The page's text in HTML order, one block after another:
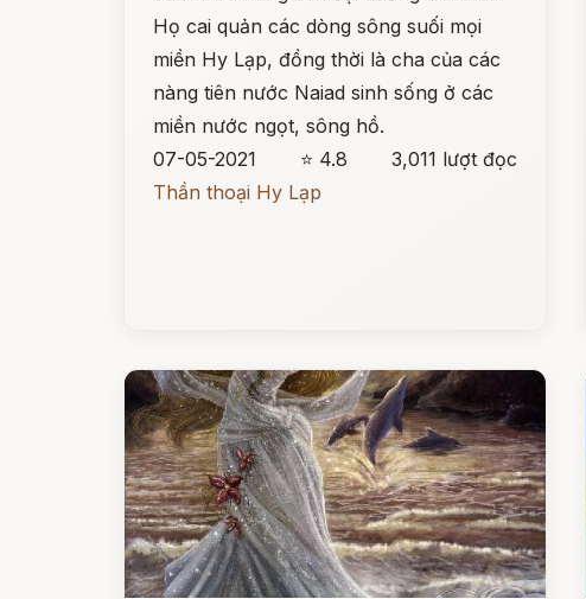
Họ cai quản các dòng sông suối mọi
miền Hy Lạp, đồng thời là cha của các
nàng tiên nước Naiad sinh sống ở các
miền nước ngọt, sông hồ.
07-05-2021
⭐ 4.8
3,011 lượt đọc
Thần thoại Hy Lạp